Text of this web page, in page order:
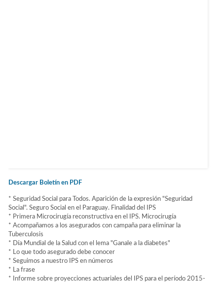
Descargar Boletín en PDF
* Seguridad Social para Todos. Aparición de la expresión "Seguridad
Social". Seguro Social en el Paraguay. Finalidad del IPS
* Primera Microcirugía reconstructiva en el IPS. Microcirugía
* Acompañamos a los asegurados con campaña para eliminar la
Tuberculosis
* Día Mundial de la Salud con el lema "Ganale a la diabetes"
* Lo que todo asegurado debe conocer
* Seguimos a nuestro IPS en números
* La frase
* Informe sobre proyecciones actuariales del IPS para el período 2015-